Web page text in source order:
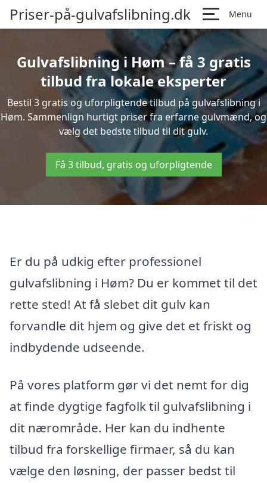
Priser-på-gulvafslibning.dk Menu
Gulvafslibning i Høm – få 3 gratis
tilbud fra lokale eksperter
Bestil 3 gratis og uforpligtende tilbud på gulvafslibning i
Høm. Sammenlign hurtigt priser fra erfarne gulvmænd, og
vælg det bedste tilbud til dit gulv.
Få 3 tilbud, gratis og uforpligtende
Er du på udkig efter professionel
gulvafslibning i Høm? Du er kommet til det
rette sted! At få slebet dit gulv kan
forvandle dit hjem og give det et friskt og
indbydende udseende.
På vores platform gør vi det nemt for dig
at finde dygtige fagfolk til gulvafslibning i
dit nærområde. Her kan du indhente
tilbud fra forskellige firmaer, så du kan
vælge den løsning, der passer bedst til